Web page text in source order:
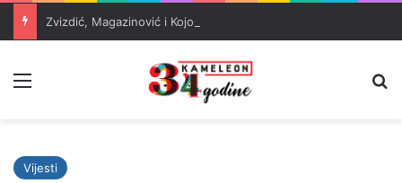
Vijesti